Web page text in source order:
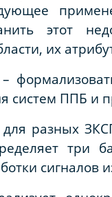
этот
их
систем ППБ и
разных
три